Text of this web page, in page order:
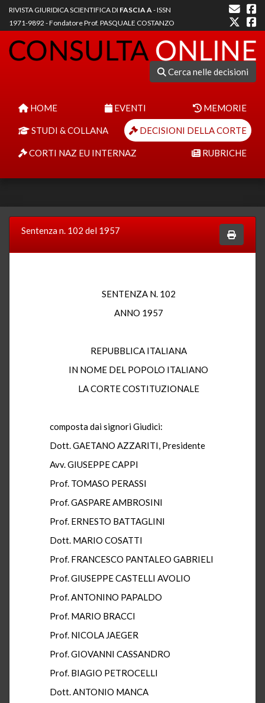
RIVISTA GIURIDICA SCIENTIFICA DI FASCIA A- ISSN
1971-9892 - Fondatore Prof. PASQUALE COSTANZO
Cerca nelle decisioni
HOME EVENTI MEMORIE
STUDI & COLLANA DECISIONI DELLA CORTE
CORTI NAZ EU INTERNAZ RUBRICHE
Sentenza n. 102 del 1957
SENTENZA N. 102
ANNO 1957
REPUBBLICA ITALIANA
IN NOME DEL POPOLO ITALIANO
LA CORTE COSTITUZIONALE
composta dai signori Giudici:
Dott. GAETANO AZZARITI, Presidente
Avv. GIUSEPPE CAPPI
Prof. TOMASO PERASSI
Prof. GASPARE AMBROSINI
Prof. ERNESTO BATTAGLINI
Dott. MARIO COSATTI
Prof. FRANCESCO PANTALEO GABRIELI
Prof. GIUSEPPE CASTELLI AVOLIO
Prof. ANTONINO PAPALDO
Prof. MARIO BRACCI
Prof. NICOLA JAEGER
Prof. GIOVANNI CASSANDRO
Prof. BIAGIO PETROCELLI
Dott. ANTONIO MANCA